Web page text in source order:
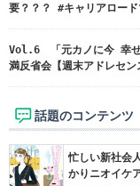
要？？？ #キャリアロード
Vol.6 「元カノに今 幸せ
満反省会【週末アドレセン
話題のコンテンツ
忙しい新社会
かりニオイケ